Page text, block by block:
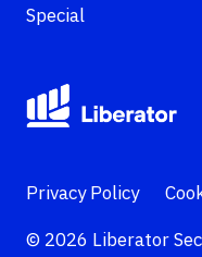
Special
Privacy Policy
© 2026 Liberator